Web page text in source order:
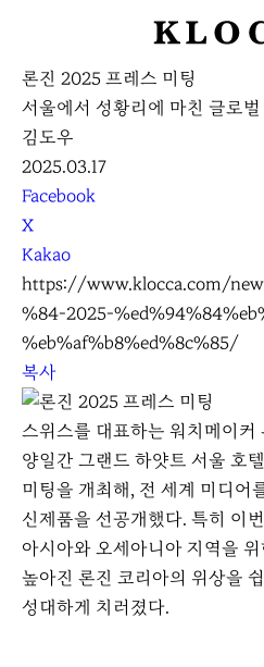
K
O
C
론진 2025 프레스 미팅
서울에서 성황리에 마친 글로
김도우
2025.03.17
S
N
S
S
h
a
r
e
Facebook
X
Kakao
https://www.klocca.com/
%84-2025-
%eb%af%b8%ed%8c%85/
복사
스위스를 대표하는 워치메이커
양일간 그랜드 하얏트 서울 호
미팅을 개최해, 전 세계 미디어
신제품을 선공개했다. 특히 이
아시아와 오세아니아 지역을
높아진 론진 코리아의 위상을
성대하게 치러졌다.